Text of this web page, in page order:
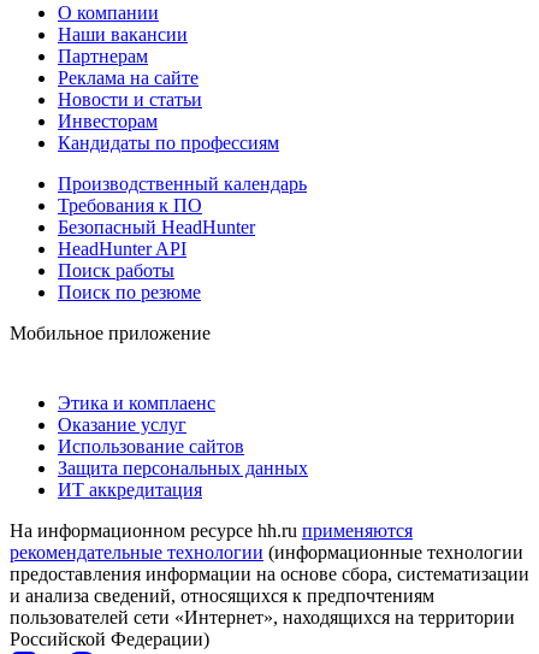
О компании
Наши вакансии
Партнерам
Реклама на сайте
Новости и статьи
Инвесторам
Кандидаты по профессиям
Производственный календарь
Требования к ПО
Безопасный HeadHunter
HeadHunter API
Поиск работы
Поиск по резюме
Мобильное приложение
Этика и комплаенс
Оказание услуг
Использование сайтов
Защита персональных данных
ИТ аккредитация
На информационном ресурсе hh.ru применяются
рекомендательные технологии (информационные технологии
предоставления информации на основе сбора, систематизации
и анализа сведений, относящихся к предпочтениям
пользователей сети «Интернет», находящихся на территории
Российской Федерации)